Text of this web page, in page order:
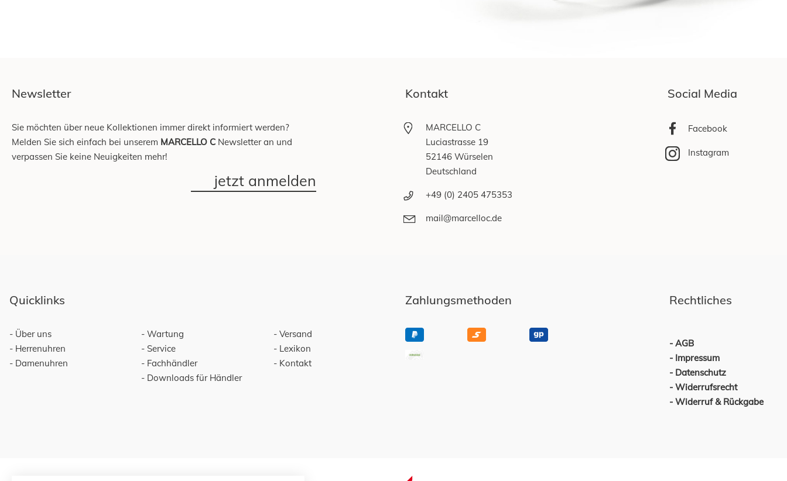
Newsletter
Sie möchten über neue Kollektionen immer direkt informiert werden?
Melden Sie sich einfach bei unserem MARCELLO C Newsletter an und
verpassen Sie keine Neuigkeiten mehr!
jetzt anmelden
Kontakt
MARCELLO C
Luciastrasse 19
52146 Würselen
Deutschland
+49 (0) 2405 475353
mail@marcelloc.de
Social Media
Facebook
Instagram
Quicklinks
Über uns
Herrenuhren
Damenuhren
Wartung
Service
Fachhändler
Downloads für Händler
Versand
Lexikon
Kontakt
Zahlungsmethoden Rechtliches
AGB
Impressum
Datenschutz
Widerrufsrecht
Widerruf & Rückgabe